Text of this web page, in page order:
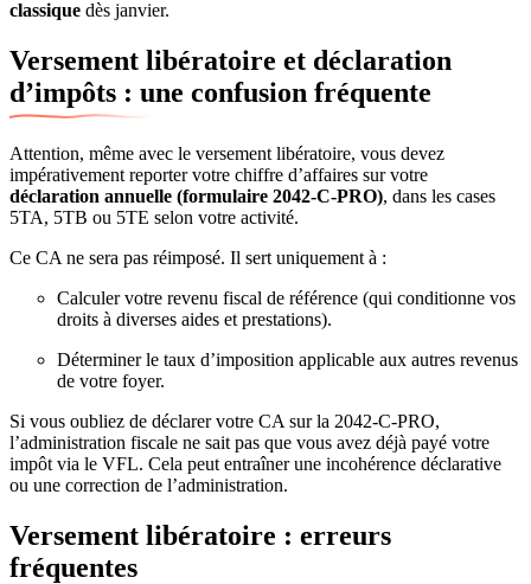
classique dès janvier.
Versement libératoire et déclaration
d’impôts : une confusion fréquente
Attention, même avec le versement libératoire, vous devez
impérativement reporter votre chiffre d’affaires sur votre
déclaration annuelle (formulaire 2042-C-PRO), dans les cases
5TA, 5TB ou 5TE selon votre activité.
Ce CA ne sera pas réimposé. Il sert uniquement à :
Calculer votre revenu fiscal de référence (qui conditionne vos
droits à diverses aides et prestations).
Déterminer le taux d’imposition applicable aux autres revenus
de votre foyer.
Si vous oubliez de déclarer votre CA sur la 2042-C-PRO,
l’administration fiscale ne sait pas que vous avez déjà payé votre
impôt via le VFL. Cela peut entraîner une incohérence déclarative
ou une correction de l’administration.
Versement libératoire : erreurs
fréquentes